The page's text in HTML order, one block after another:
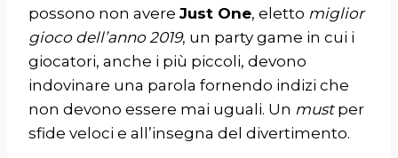
possono non avere Just One, eletto miglior
gioco dell’anno 2019, un party game in cui i
giocatori, anche i più piccoli, devono
indovinare una parola fornendo indizi che
non devono essere mai uguali. Un mustper
sfide veloci e all’insegna del divertimento.